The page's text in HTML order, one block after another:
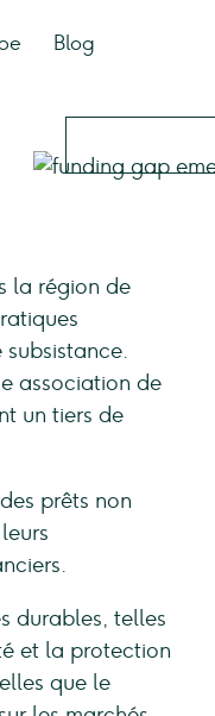
Blog
la région de
association de
un tiers de
prêts non
durables, telles
et la protection
que le